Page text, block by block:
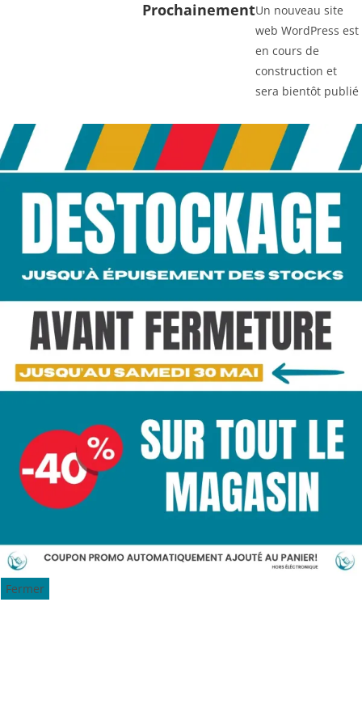
ProchainementUn nouveau site
web WordPress est
en cours de
construction et
sera bientôt publié
Fermer